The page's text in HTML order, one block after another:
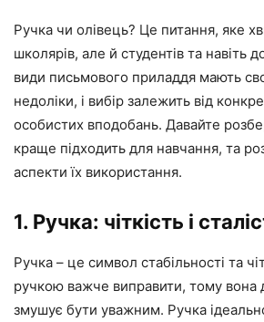
Ручка чи олівець? Це питання, яке
школярів, але й студентів та навіть
види письмового приладдя мають
недоліки, і вибір залежить від
особистих вподобань. Давайте
краще підходить для навчання, та
аспекти їх використання.
1. Ручка: чіткість і
Ручка – це символ стабільності та
ручкою важче виправити, тому вона
змушує бути уважним. Ручка